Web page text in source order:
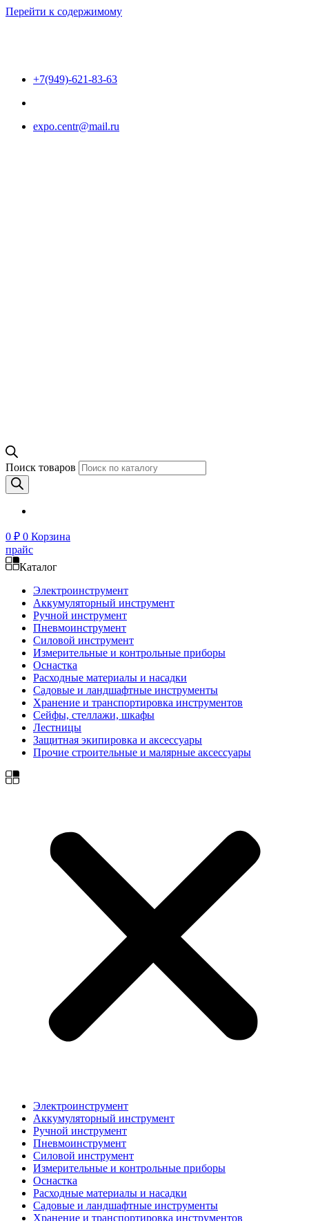
Перейти к содержимому
+7(949)-621-83-63
expo.centr@mail.ru
Поиск товаров
0 ₽ 0 Корзина
прайс
Каталог
Электроинструмент
Аккумуляторный инструмент
Ручной инструмент
Пневмоинструмент
Силовой инструмент
Измерительные и контрольные приборы
Оснастка
Расходные материалы и насадки
Садовые и ландшафтные инструменты
Хранение и транспортировка инструментов
Сейфы, стеллажи, шкафы
Лестницы
Защитная экипировка и аксессуары
Прочие строительные и малярные аксессуары
Электроинструмент
Аккумуляторный инструмент
Ручной инструмент
Пневмоинструмент
Силовой инструмент
Измерительные и контрольные приборы
Оснастка
Расходные материалы и насадки
Садовые и ландшафтные инструменты
Хранение и транспортировка инструментов